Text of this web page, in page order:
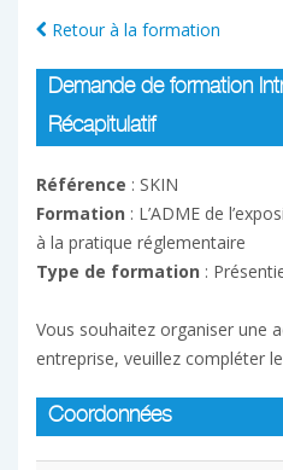
Retour à la formation
Demande de formation
Récapitulatif
Référence : SKIN
Formation : L’ADME de
à la pratique réglementaire
Type de formation :
Vous souhaitez organiser une
entreprise, veuillez compléter
Coordonnées